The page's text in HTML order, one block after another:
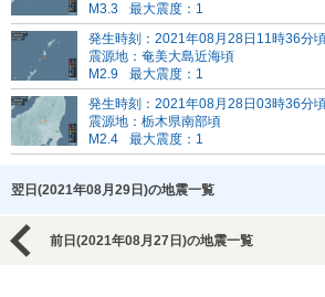
M3.3
最大震度：1
発生時刻：2021年08月28日11時36分
震源地：奄美大島近海頃
M2.9
最大震度：1
発生時刻：2021年08月28日03時36分
震源地：栃木県南部頃
M2.4
最大震度：1
翌日(2021年08月29日)の地震一覧
前日(2021年08月27日)の地震一覧